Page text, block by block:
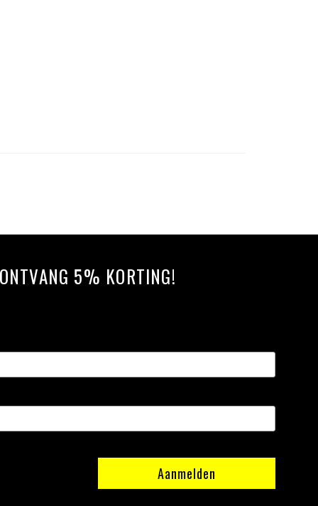
5% KORTING!